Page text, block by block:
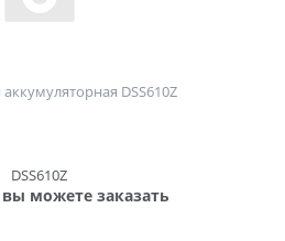
DSS610Z
DSS610Z
можете заказать